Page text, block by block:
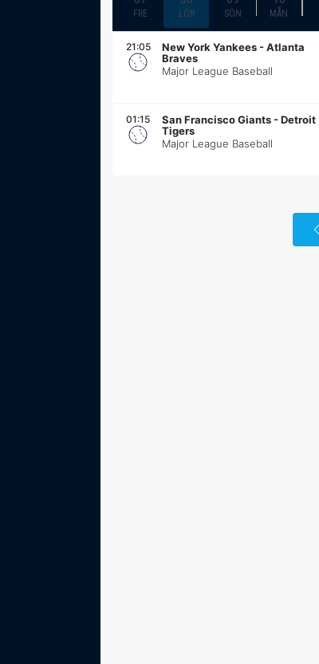
FRE LÖR SÖN MÅN
21:05 New York Yankees -Atlanta
Braves
Major League Baseball
01:15 San Francisco Giants -Detroit
Tigers
Major League Baseball